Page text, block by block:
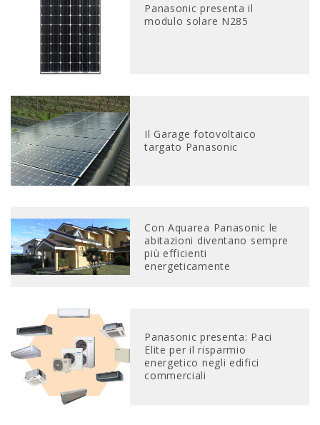
Panasonic presenta il
modulo solare N285
Il Garage fotovoltaico
targato Panasonic
Con Aquarea Panasonic le
abitazioni diventano sempre
più efficienti
energeticamente
Panasonic presenta: Paci
Elite per il risparmio
energetico negli edifici
commerciali